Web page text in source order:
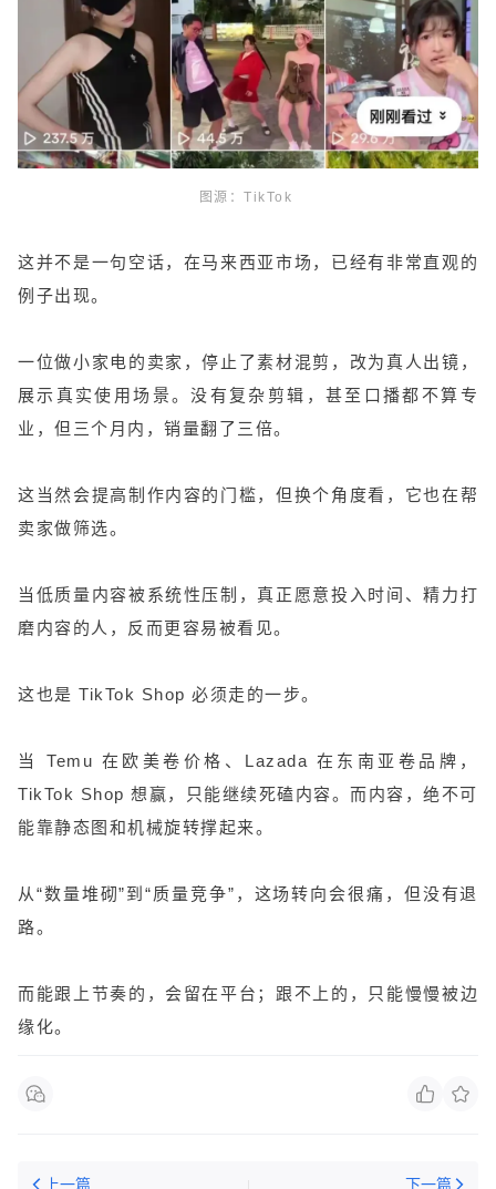
图源：TikTok
这并不是一句空话，在马来西亚市场，已经有非常直观的
例子出现。
一位做小家电的卖家，停止了素材混剪，改为真人出镜，
展示真实使用场景。没有复杂剪辑，甚至口播都不算专
业，但三个月内，销量翻了三倍。
这当然会提高制作内容的门槛，但换个角度看，它也在帮
卖家做筛选。
当低质量内容被系统性压制，真正愿意投入时间、精力打
磨内容的人，反而更容易被看见。
这也是 TikTok Shop 必须走的一步。
当 Temu 在欧美卷价格、Lazada 在东南亚卷品牌，
TikTok Shop 想赢，只能继续死磕内容。而内容，绝不可
能靠静态图和机械旋转撑起来。
从“数量堆砌”到“质量竞争”，这场转向会很痛，但没有退
路。
而能跟上节奏的，会留在平台；跟不上的，只能慢慢被边
缘化。
上一篇 下一篇